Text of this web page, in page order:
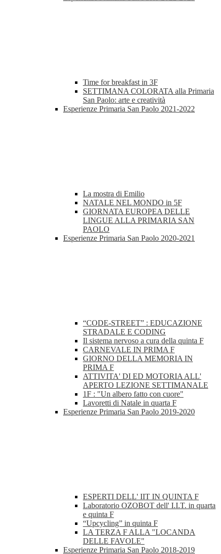
Time for breakfast in 3F
SETTIMANA COLORATA alla Primaria
San Paolo: arte e creatività
Esperienze Primaria San Paolo 2021-2022
La mostra di Emilio
NATALE NEL MONDO in 5F
GIORNATA EUROPEA DELLE
LINGUE ALLA PRIMARIA SAN
PAOLO
Esperienze Primaria San Paolo 2020-2021
“CODE-STREET” : EDUCAZIONE
STRADALE E CODING
Il sistema nervoso a cura della quinta F
CARNEVALE IN PRIMA F
GIORNO DELLA MEMORIA IN
PRIMA F
ATTIVITA' DI ED MOTORIA ALL'
APERTO LEZIONE SETTIMANALE
1F : "Un albero fatto con cuore"
Lavoretti di Natale in quarta F
Esperienze Primaria San Paolo 2019-2020
ESPERTI DELL' IIT IN QUINTA F
Laboratorio OZOBOT dell' I.I.T. in quarta
e quinta F
“Upcycling” in quinta F
LA TERZA F ALLA "LOCANDA
DELLE FAVOLE"
Esperienze Primaria San Paolo 2018-2019